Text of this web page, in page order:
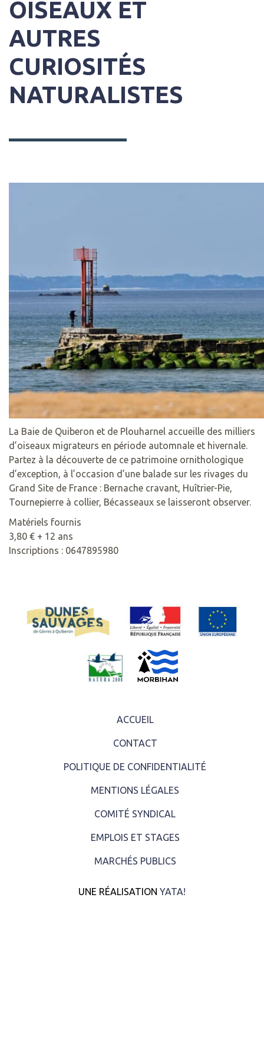
OISEAUX ET
AUTRES
CURIOSITÉS
NATURALISTES
La Baie de Quiberon et de Plouharnel accueille des milliers
d’oiseaux migrateurs en période automnale et hivernale.
Partez à la découverte de ce patrimoine ornithologique
d’exception, à l’occasion d’une balade sur les rivages du
Grand Site de France : Bernache cravant, Huîtrier-Pie,
Tournepierre à collier, Bécasseaux se laisseront observer.
Matériels fournis
3,80 € + 12 ans
Inscriptions : 0647895980
ACCUEIL
CONTACT
POLITIQUE DE CONFIDENTIALITÉ
MENTIONS LÉGALES
COMITÉ SYNDICAL
EMPLOIS ET STAGES
MARCHÉS PUBLICS
UNE RÉALISATION YATA!